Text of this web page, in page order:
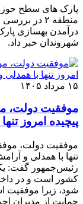
منطقه ۲ در
درآمدن بهسازی
شهروندان خبر داد.
۱۵ مرداد ۱۴۰۵
موفقیت دولت،
پیچیده امروز
موفقیت دولت،
تنها با همدلی و
رئیس‌جمهور گفت:
کشور است و در داخل
شود، زیرا موفقیت
حمایت از مدیران